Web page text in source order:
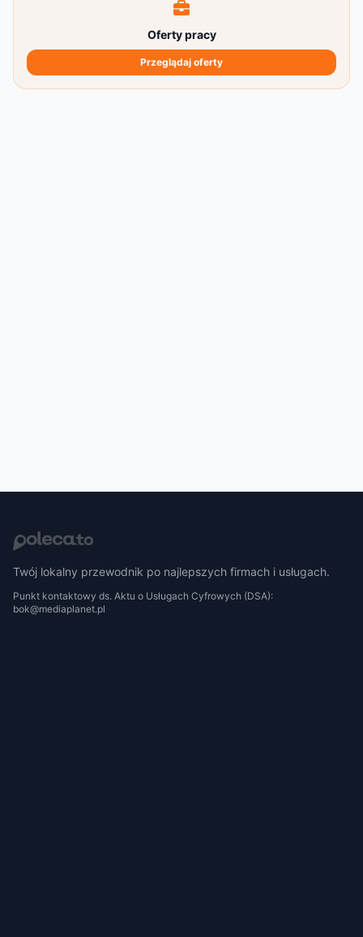
Oferty pracy
Przeglądaj oferty
Twój lokalny przewodnik po najlepszych firmach i usługach.
Punkt kontaktowy ds. Aktu o Usługach Cyfrowych (DSA):
bok@mediaplanet.pl